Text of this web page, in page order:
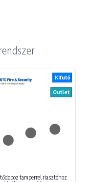
Kifutó
Outlet
fehér műanyag ES